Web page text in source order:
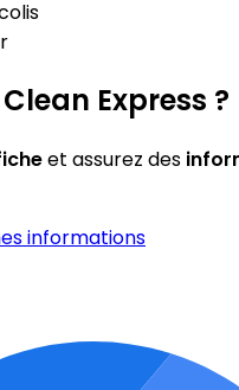
Express ?
et assurez des
informations